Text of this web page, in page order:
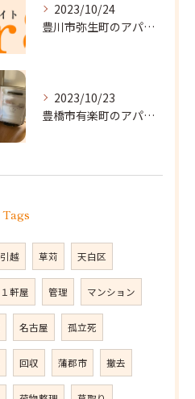
2023/10/24
豊川市弥生町のアパート改装に向かいました。
2023/10/23
豊橋市有楽町のアパートに遺品整理に向かいました。
Tags
引越 草苅 天白区
１軒屋 管理 マンション
名古屋 孤立死
回収 蒲郡市 撤去